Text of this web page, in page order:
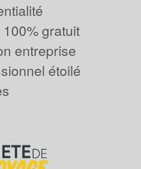
gratuit
entreprise
étoilé